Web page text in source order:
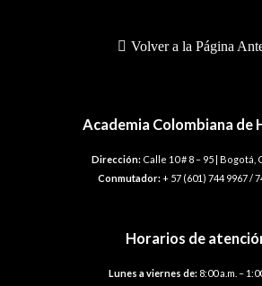
Volver a la Página
Academia Colombiana de
Dirección:Calle 10 # 8 – 95 | Bogotá,
Conmutador:+ 57 (601) 744 9967 /
Horarios de
Lunes a viernes de: 8:00 a.m. –